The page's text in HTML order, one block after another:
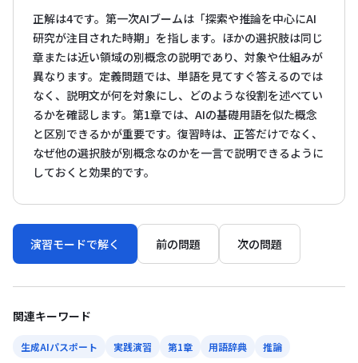
正解は4です。第一次AIブームは「探索や推論を中心にAI
研究が注目された時期」を指します。ほかの選択肢は同じ
章または近い領域の別概念の説明であり、対象や仕組みが
異なります。定義問題では、単語を見てすぐ答えるのでは
なく、説明文が何を対象にし、どのような役割を述べてい
るかを確認します。第1章では、AIの基礎用語を似た概念
と区別できるかが重要です。復習時は、正答だけでなく、
なぜ他の選択肢が別概念なのかを一言で説明できるように
しておくと効果的です。
演習モードで解く 前の問題 次の問題
関連キーワード
生成AIパスポート 実践演習 第1章 用語辞典 推論